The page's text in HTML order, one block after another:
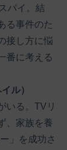
パイ。結
る事件のた
接し方に悩
番に考える
ル）
いる。TVリ
、家族を養
」を成功さ